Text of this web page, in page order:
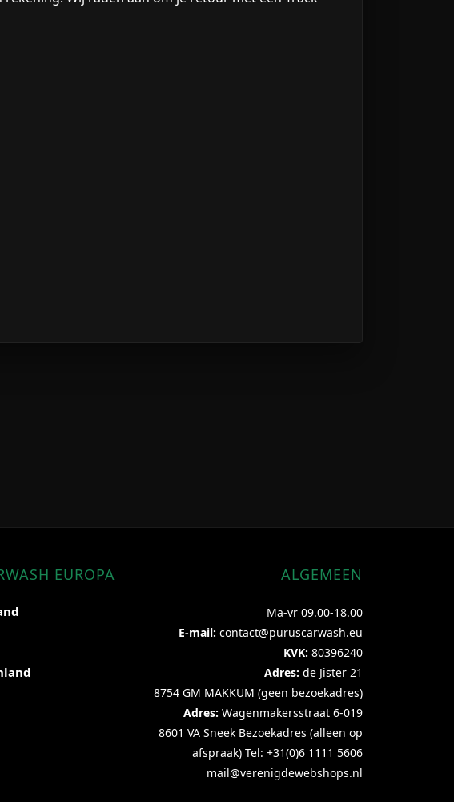
EUROPA ALGEMEEN
Ma-vr 09.00-18.00
E-mail: contact@puruscarwash.eu
KVK: 80396240
Adres: de Jister 21
8754 GM MAKKUM (geen bezoekadres)
Adres: Wagenmakersstraat 6-019
8601 VA Sneek Bezoekadres (alleen op
afspraak) Tel: +31(0)6 1111 5606
mail@verenigdewebshops.nl